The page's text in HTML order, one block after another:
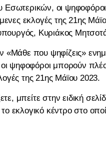
Εσωτερικών, οι
εκλογές της 21ης
Κυριάκος
«Μάθε που ψηφίζεις»
ψηφοφόροι μπορούν
της 21ης Μάϊου 2023.
μπείτε στην ειδική
εκλογικό κέντρο στο